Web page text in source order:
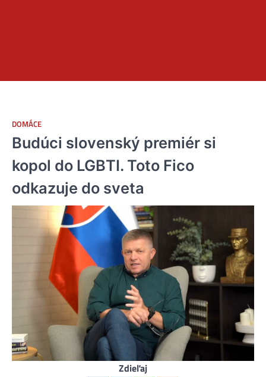
DOMÁCE
Budúci slovenský premiér si
kopol do LGBTI. Toto Fico
odkazuje do sveta
Zdieľaj